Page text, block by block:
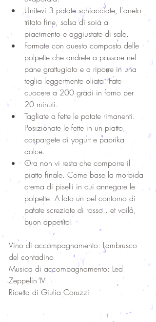
Unitevi 3 patate schiacciate, l'aneto
tritato fine, salsa di soia a
piacimento e aggiustate di sale.
Formate con questo composto delle
polpette che andrete a passare nel
pane grattugiato e a riporre in una
teglia leggermente oliata. Fate
cuocere a 200 gradi in forno per
20 minuti.
Tagliate a fette le patate rimanenti.
Posizionate le fette in un piatto,
cospargete di yogurt e paprika
dolce.
Ora non vi resta che comporre il
piatto finale. Come base la morbida
crema di piselli in cui annegare le
polpette. A lato un bel contorno di
patate screziate di rosso...et voilà,
buon appetito!
Vino di accompagnamento: Lambrusco
del contadino
Musica di accompagnamento: Led
Zeppelin IV
Ricetta di Giulia Coruzzi